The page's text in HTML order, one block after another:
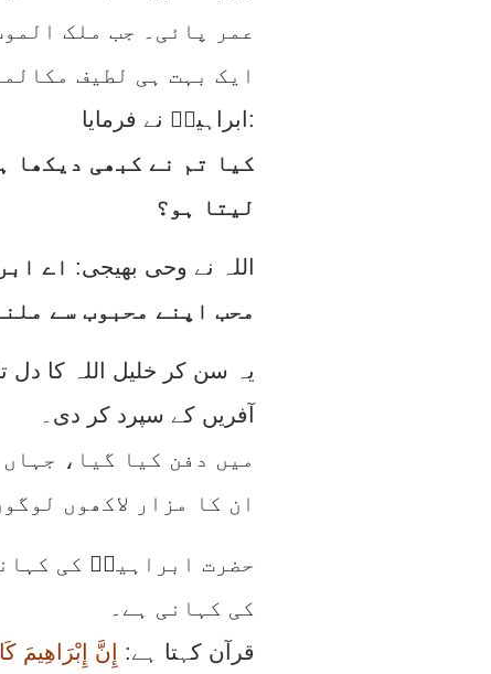
عمر پائی۔ جب ملک
ایک بہت ہی لطیف
ابراہیمؑ نے فرمایا:
کیا تم نے کبھی دیکھا
لیتا ہو؟
اللہ نے وحی بھیجی: اے
محب اپنے محبوب سے
یہ سن کر خلیل اللہ کا
آفریں کے سپرد کر دی۔
ان کا مزار لاکھوں
حضرت ابراہیمؑ کی
کی کہانی ہے۔
قرآن کہتا ہے: إِنَّ إِبْرَاهِيمَ